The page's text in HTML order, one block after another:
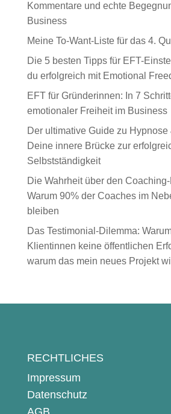
Kommentare und echte
Business
Meine To-Want-Liste für das 4.
Die 5 besten Tipps für EFT-
du erfolgreich mit Emotional
EFT für Gründerinnen: In 7
emotionaler Freiheit im Business
Der ultimative Guide zu Hypnose
Deine innere Brücke zur
Selbstständigkeit
Die Wahrheit über den
Warum 90% der Coaches im
bleiben
Das Testimonial-Dilemma:
Klientinnen keine öffentlichen
warum das mein neues Projekt
RECHTLICHES
Impressum
Datenschutz